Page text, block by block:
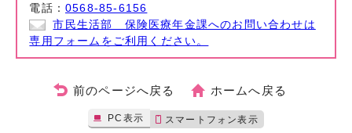
電話：0568-85-6156
市民生活部 保険医療年金課へのお問い合わせは
専用フォームをご利用ください。
前のページへ戻る ホームへ戻る
PC表示 スマートフォン表示